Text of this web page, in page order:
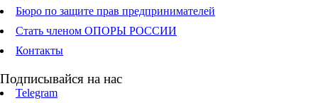
Бюро по защите прав предпринимателей
Стать членом ОПОРЫ РОССИИ
Контакты
Подписывайся на нас
Telegram